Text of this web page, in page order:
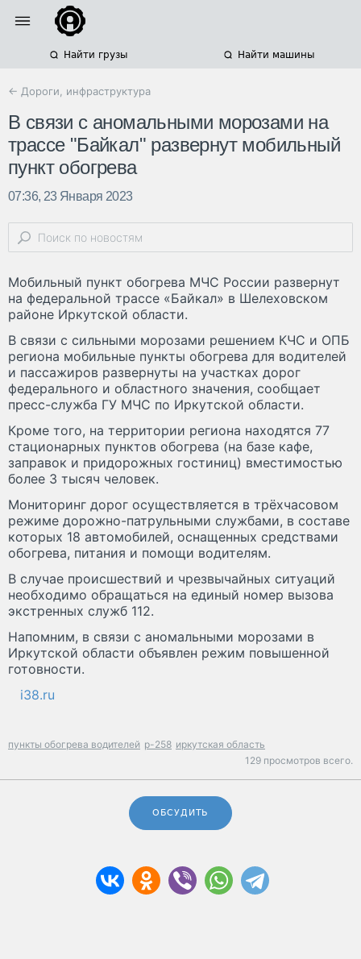
Найти грузы Найти машины
← Дороги, инфраструктура
В связи с аномальными морозами на
трассе "Байкал" развернут мобильный
пункт обогрева
07:36, 23 Января 2023
Мобильный пункт обогрева МЧС России развернут
на федеральной трассе «Байкал» в Шелеховском
районе Иркутской области.
В связи с сильными морозами решением КЧС и ОПБ
региона мобильные пункты обогрева для водителей
и пассажиров развернуты на участках дорог
федерального и областного значения, сообщает
пресс-служба ГУ МЧС по Иркутской области.
Кроме того, на территории региона находятся 77
стационарных пунктов обогрева (на базе кафе,
заправок и придорожных гостиниц) вместимостью
более 3 тысяч человек.
Мониторинг дорог осуществляется в трёхчасовом
режиме дорожно-патрульными службами, в составе
которых 18 автомобилей, оснащенных средствами
обогрева, питания и помощи водителям.
В случае происшествий и чрезвычайных ситуаций
необходимо обращаться на единый номер вызова
экстренных служб 112.
Напомним, в связи с аномальными морозами в
Иркутской области объявлен режим повышенной
готовности.
i38.ru
пункты обогрева водителей р-258 иркутская область
129 просмотров всего.
ОБСУДИТЬ